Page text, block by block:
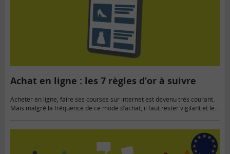
Achat en ligne : les 7 règles d’or à suivre
Acheter en ligne, faire ses courses sur internet est devenu très courant.
Mais malgré la fréquence de ce mode d’achat, il faut rester vigilant et le